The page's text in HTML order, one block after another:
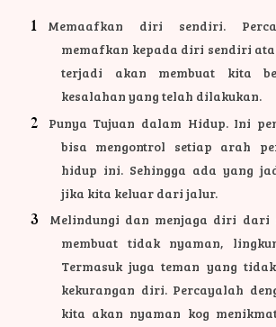
Memaafkan diri sendiri.
memafkan kepada diri sendiri
terjadi akan membuat kita
kesalahan yang telah dilakukan.
Punya Tujuan dalam Hidup. Ini
bisa mengontrol setiap arah
hidup ini. Sehingga ada yang
jika kita keluar dari jalur.
Melindungi dan menjaga diri dari
membuat tidak nyaman,
Termasuk juga teman yang
kekurangan diri. Percayalah
kita akan nyaman kog